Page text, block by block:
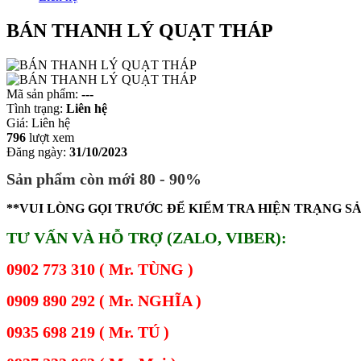
BÁN THANH LÝ QUẠT THÁP
Mã sản phẩm: ---
Tình trạng: Liên hệ
Giá: Liên hệ
796 lượt xem
Đăng ngày: 31/10/2023
Sản phẩm còn mới 80 - 90%
**VUI LÒNG GỌI TRƯỚC ĐỂ KIỂM TRA HIỆN TRẠNG
TƯ VẤN VÀ HỖ TRỢ (ZALO, VIBER):
0902 773 310 ( Mr. TÙNG )
0909 890 292 ( Mr. NGHĨA )
0935 698 219 ( Mr. TÚ )